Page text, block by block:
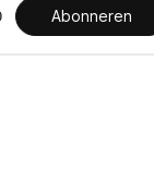
Abonneren